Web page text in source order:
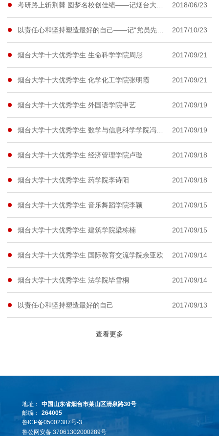
考研路上斩荆棘 圆梦名校创佳绩——记烟台大学2014级考研天团 2018/06/23
以责任心和坚持塑造最好的自己——记“党员先锋示范岗·就业互助岗·科研表率岗”计控学院田辉 2017/10/23
烟台大学十大优秀学生 生命科学学院周彤 2017/09/21
烟台大学十大优秀学生 化学化工学院张明霞 2017/09/21
烟台大学十大优秀学生 外国语学院申艺 2017/09/19
烟台大学十大优秀学生 数学与信息科学学院冯遵美 2017/09/19
烟台大学十大优秀学生 经济管理学院卢璇 2017/09/18
烟台大学十大优秀学生 药学院李诗阳 2017/09/18
烟台大学十大优秀学生 音乐舞蹈学院李颖 2017/09/15
烟台大学十大优秀学生 建筑学院梁栋楠 2017/09/15
烟台大学十大优秀学生 国际教育交流学院余亚欧 2017/09/14
烟台大学十大优秀学生 法学院毕雪桐 2017/09/14
以责任心和坚持塑造最好的自己 2017/09/13
查看更多
地址：
中国山东省烟台市莱山区清泉路30号
邮编：
264005
鲁ICP备05002387号-3
鲁公网安备 37061302000289号